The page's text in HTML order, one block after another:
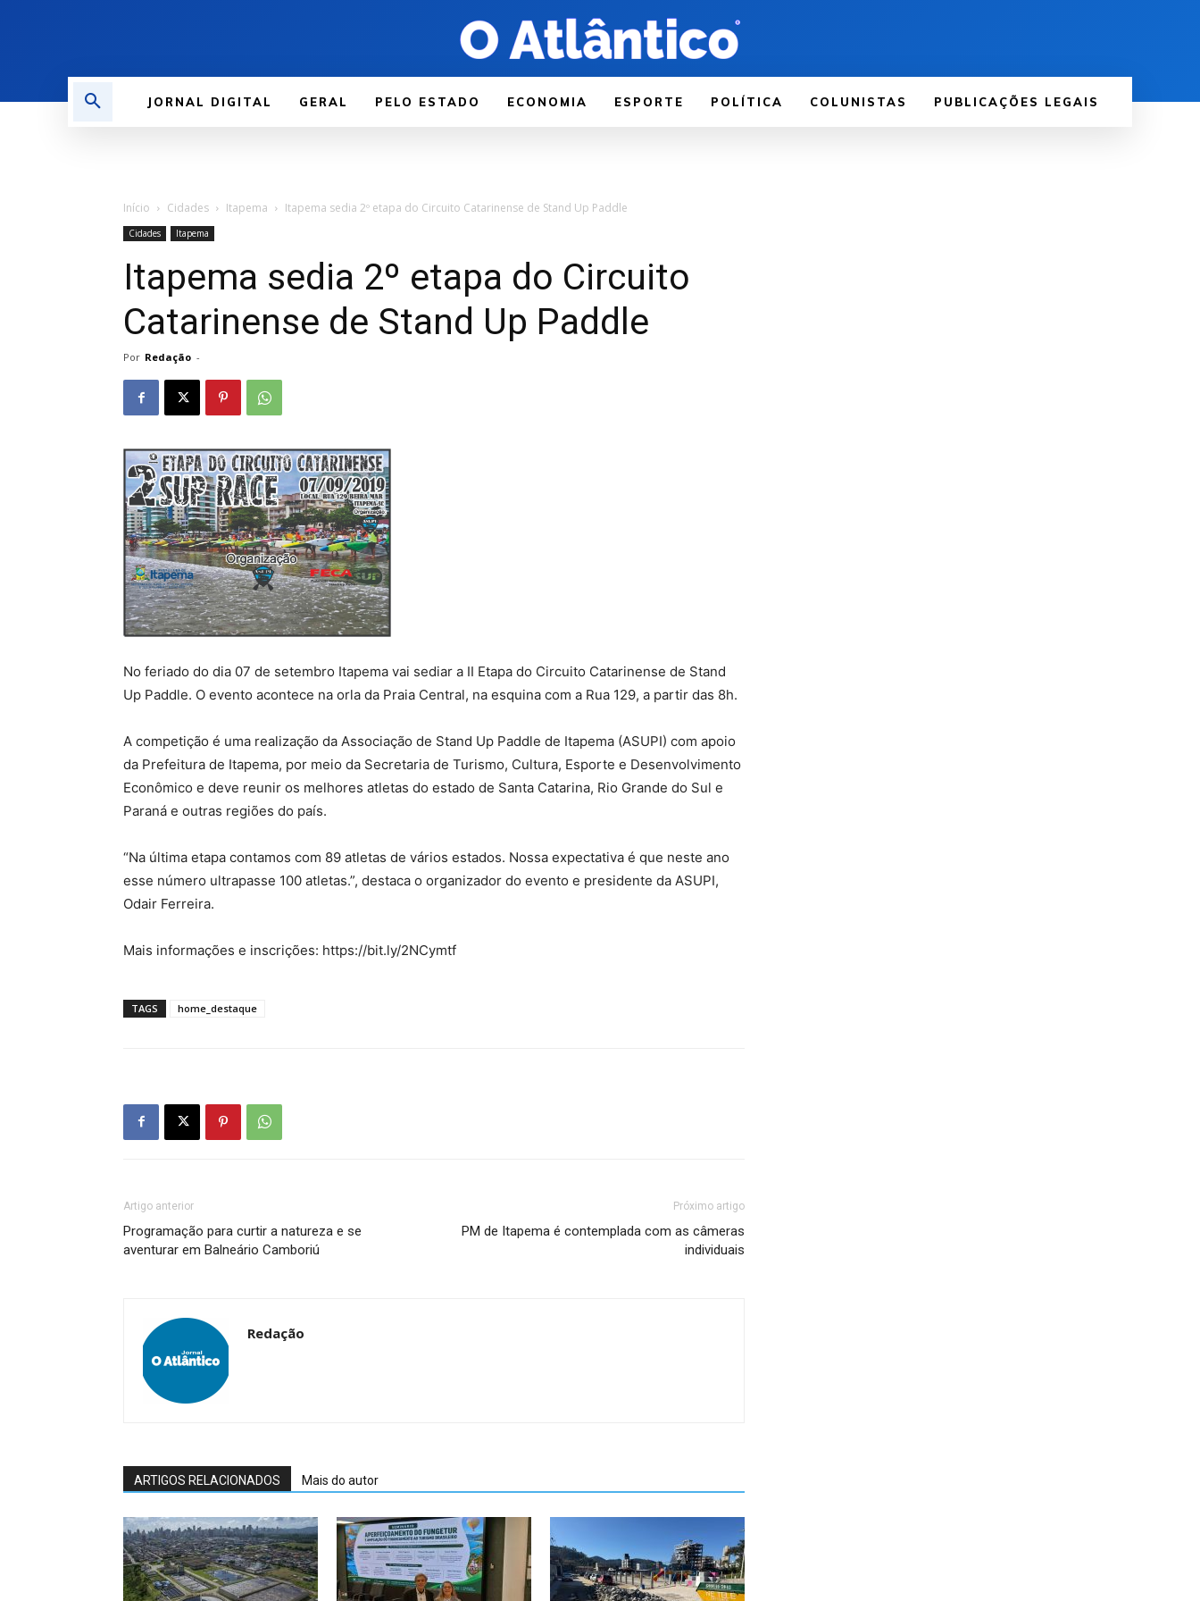
JORNAL DIGITAL GERAL PELO ESTADO ECONOMIA ESPORTE POLÍTICA COLUNISTAS PUBLICAÇÕES LEGAIS
Início Cidades Itapema Itapema sedia 2º etapa do Circuito Catarinense de Stand Up Paddle
Cidades Itapema
Itapema sedia 2º etapa do Circuito
Catarinense de Stand Up Paddle
Por Redação -
No feriado do dia 07 de setembro Itapema vai sediar a II Etapa do Circuito Catarinense de Stand
Up Paddle. O evento acontece na orla da Praia Central, na esquina com a Rua 129, a partir das 8h.
A competição é uma realização da Associação de Stand Up Paddle de Itapema (ASUPI) com apoio
da Prefeitura de Itapema, por meio da Secretaria de Turismo, Cultura, Esporte e Desenvolvimento
Econômico e deve reunir os melhores atletas do estado de Santa Catarina, Rio Grande do Sul e
Paraná e outras regiões do país.
“Na última etapa contamos com 89 atletas de vários estados. Nossa expectativa é que neste ano
esse número ultrapasse 100 atletas.”, destaca o organizador do evento e presidente da ASUPI,
Odair Ferreira.
Mais informações e inscrições: https://bit.ly/2NCymtf
TAGS home_destaque
Artigo anterior
Programação para curtir a natureza e se
aventurar em Balneário Camboriú
Próximo artigo
PM de Itapema é contemplada com as câmeras
individuais
Redação
ARTIGOS RELACIONADOS Mais do autor